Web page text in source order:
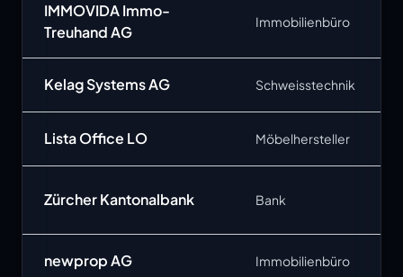
IMMOVIDA Immo-
Treuhand AG
Immobilienbüro
Kelag Systems AG Schweisstechnik
Lista Office LO Möbelhersteller
Zürcher Kantonalbank Bank
newprop AG Immobilienbüro